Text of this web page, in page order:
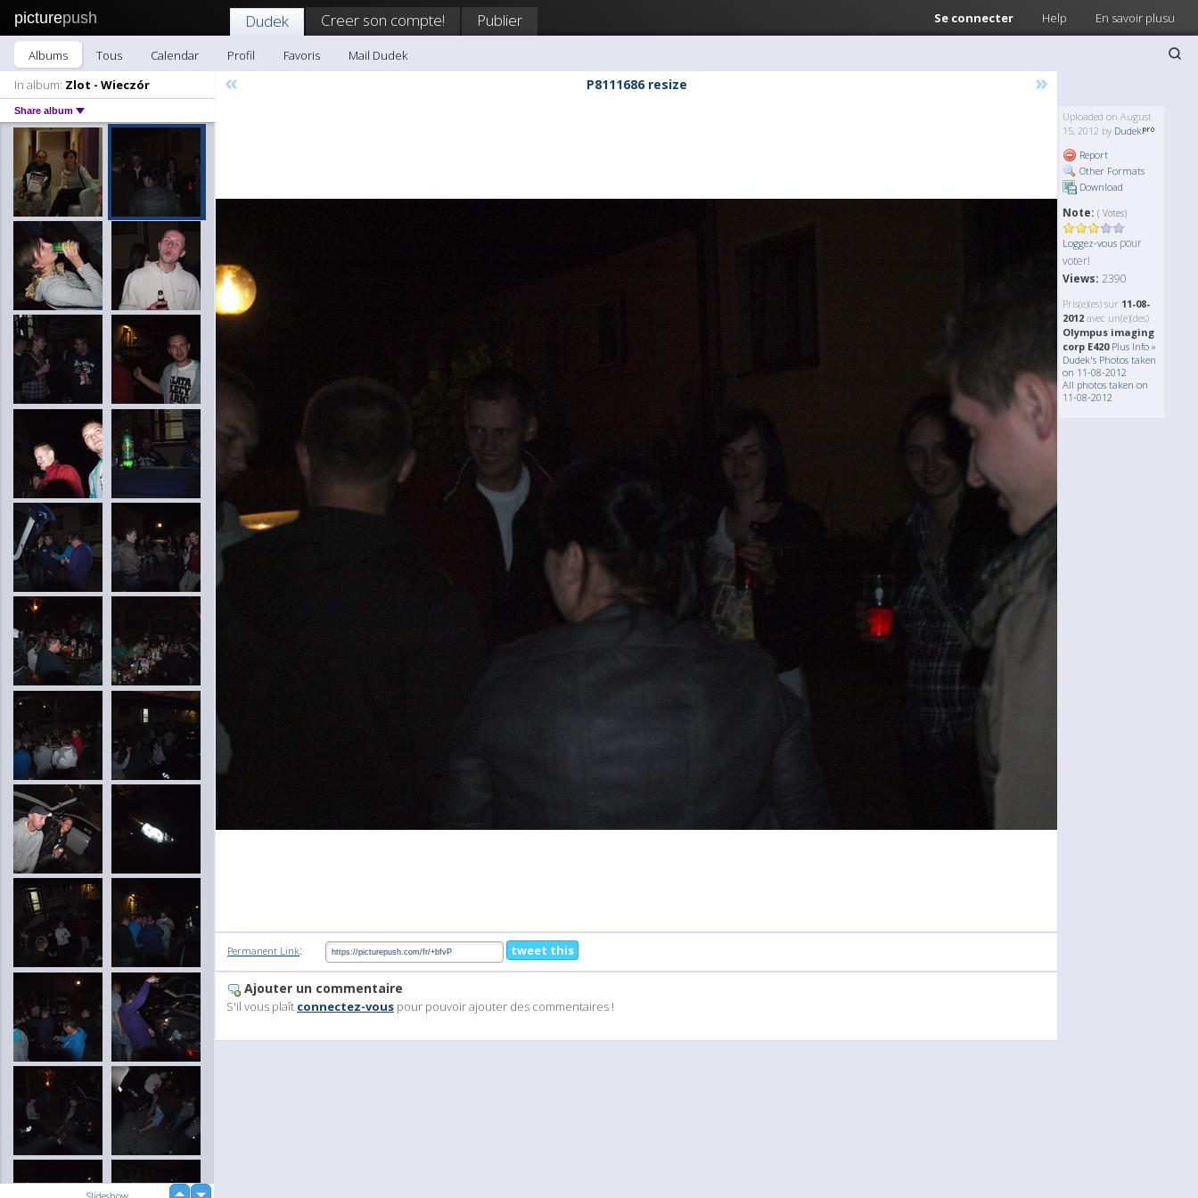
picturepush Se connecter Help En savoir plusu
Dudek Creer son compte! Publier
Albums Tous Calendar Profil Favoris
Mail Dudek
In album: Zlot - Wieczór
Share album
« P8111686 resize »
Uploaded on August
15, 2012 by Dudek
Report
Other Formats
Download
Note: ( Votes)
Loggez-vous pour
voter!
Views: 2390
Pris(e)(es) sur 11-08-
2012 avec un(e)(des)
Olympus imaging
corp E420 Plus Info »
Dudek's Photos taken
on 11-08-2012
All photos taken on
11-08-2012
Permanent Link: tweet this
Ajouter un commentaire
S'il vous plaît connectez-vous pour pouvoir ajouter des commentaires !